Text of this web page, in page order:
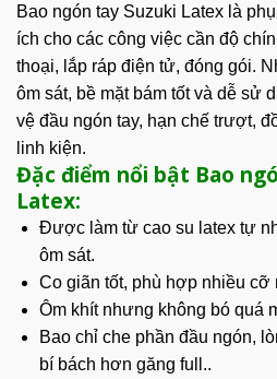
Bao ngón tay Suzuki Latex là
ích cho các công việc cần độ
thoại, lắp ráp điện tử, đóng gói.
ôm sát, bề mặt bám tốt và dễ sử
vệ đầu ngón tay, hạn chế trượt,
linh kiện.
Đặc điểm nổi bật Bao
Latex:
Được làm từ cao su latex tự
ôm sát.
Co giãn tốt, phù hợp nhiều cỡ
Ôm khít nhưng không bó quá
Bao chỉ che phần đầu ngón,
bí bách hơn găng full..